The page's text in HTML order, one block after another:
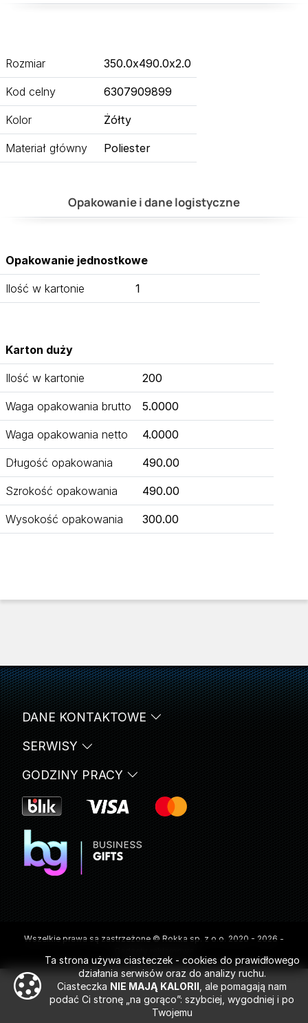
Ta strona używa ciasteczek - cookies do prawidłowego
działania serwisów oraz do analizy ruchu.
Ciasteczka NIE MAJĄ KALORII , ale pomagają nam
podać Ci stronę „na gorąco”: szybciej, wygodniej i po
Twojemu
Rozmiar 350.0x490.0x2.0
Kod celny 6307909899
Kolor Żółty
Materiał główny Poliester
Opakowanie i dane logistyczne
Opakowanie jednostkowe
Ilość w kartonie 1
Karton duży
Ilość w kartonie 200
Waga opakowania brutto 5.0000
Waga opakowania netto 4.0000
Długość opakowania 490.00
Szrokość opakowania 490.00
Wysokość opakowania 300.00
SERWISY
DANE KONTAKTOWE
GODZINY PRACY
Wszelkie prawa są zastrzeżone © Rokka sp. z o.o. 2020 - 2026 -